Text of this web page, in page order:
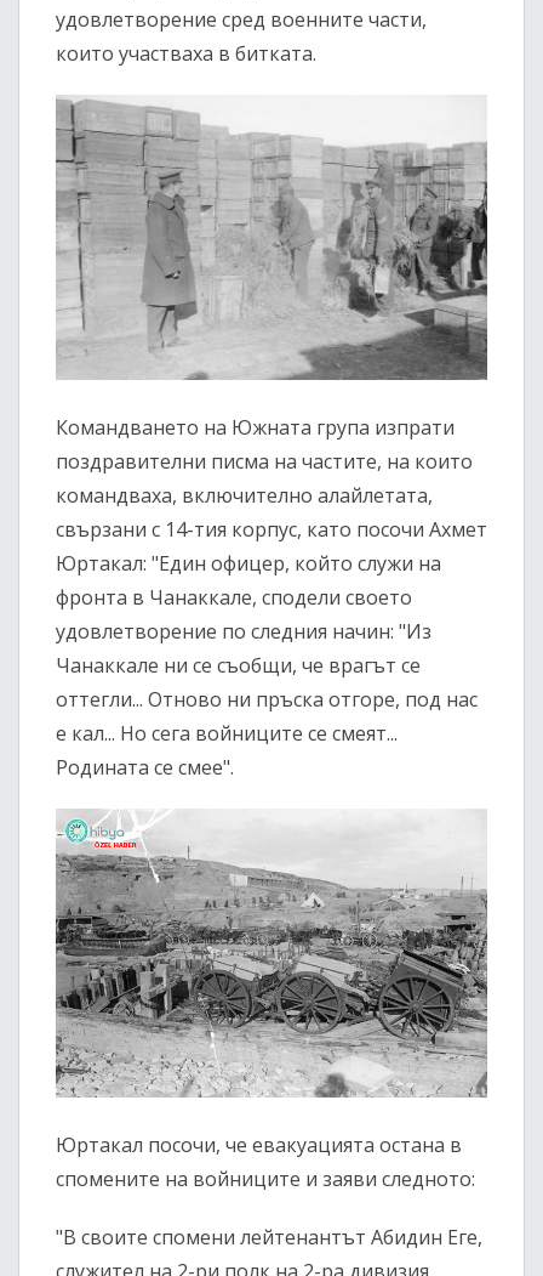
удовлетворение сред военните части,
които участваха в битката.
Командването на Южната група изпрати
поздравителни писма на частите, на които
командваха, включително алайлетата,
свързани с 14-тия корпус, като посочи Ахмет
Юртакал: "Един офицер, който служи на
фронта в Чанаккале, сподели своето
удовлетворение по следния начин: "Из
Чанаккале ни се съобщи, че врагът се
оттегли... Отново ни пръска отгоре, под нас
е кал... Но сега войниците се смеят...
Родината се смее".
Юртакал посочи, че евакуацията остана в
спомените на войниците и заяви следното:
"В своите спомени лейтенантът Абидин Еге,
служител на 2-ри полк на 2-ра дивизия,